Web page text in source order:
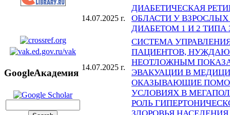
GoogleАкадемия
14.07.2025 г.
ДИАБЕТИЧЕСКАЯ
ОБЛАСТИ У
ДИАБЕТОМ 1 И 2 ТИПА
14.07.2025 г.
СИСТЕМА
ПАЦИЕНТОВ,
НЕОТЛОЖНЫМ
ЭВАКУАЦИИ В
ОКАЗЫВАЮЩИЕ
УСЛОВИЯХ В
РОЛЬ